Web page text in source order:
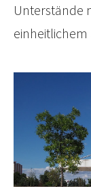
Unterstände
einheitlichem